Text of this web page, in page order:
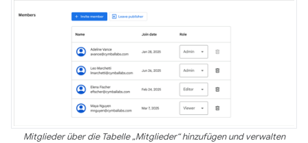
Mitglieder über die Tabelle „Mitglieder“ hinzufügen und verwalten